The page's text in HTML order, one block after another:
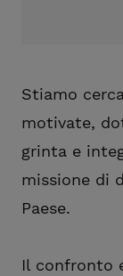
Stiamo
motivate,
grinta e
missione di
Paese.
Il confronto